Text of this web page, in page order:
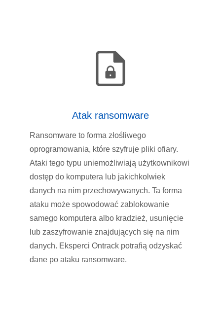
Atak ransomware
Ransomware to forma złośliwego
oprogramowania, które szyfruje pliki ofiary.
Ataki tego typu uniemożliwiają użytkownikowi
dostęp do komputera lub jakichkolwiek
danych na nim przechowywanych. Ta forma
ataku może spowodować zablokowanie
samego komputera albo kradzież, usunięcie
lub zaszyfrowanie znajdujących się na nim
danych. Eksperci Ontrack potrafią odzyskać
dane po ataku ransomware.